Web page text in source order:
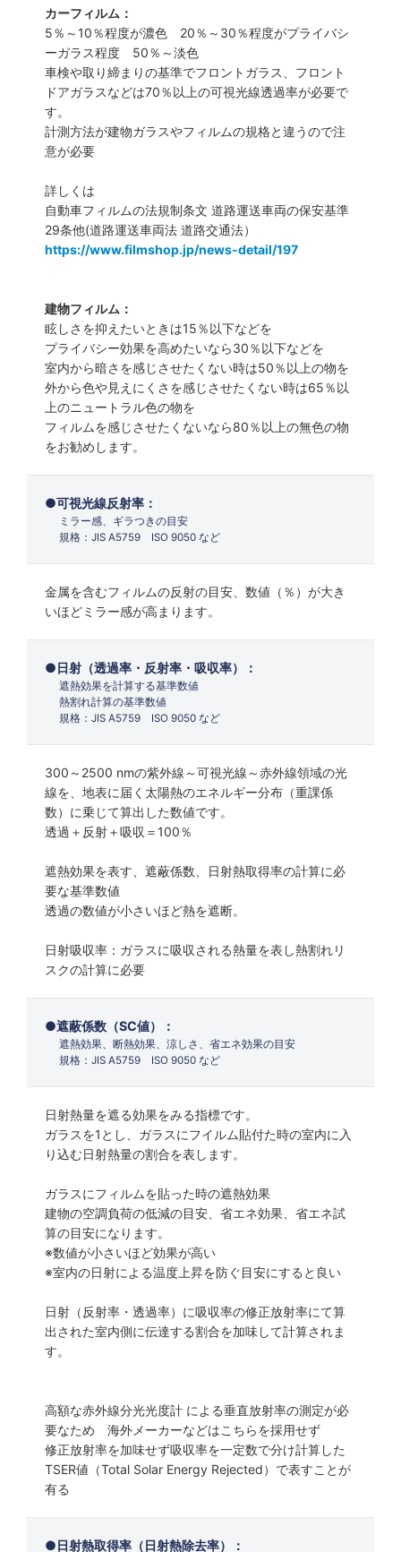
カーフィルム：
5％～10％程度が濃色 20％～30％程度がプライバシ
ーガラス程度 50％～淡色
車検や取り締まりの基準でフロントガラス、フロント
ドアガラスなどは70％以上の可視光線透過率が必要で
す。
計測方法が建物ガラスやフィルムの規格と違うので注
意が必要
詳しくは
自動車フィルムの法規制条文 道路運送車両の保安基準
29条他(道路運送車両法 道路交通法）
https://www.filmshop.jp/news-detail/197
建物フィルム：
眩しさを抑えたいときは15％以下などを
プライバシー効果を高めたいなら30％以下などを
室内から暗さを感じさせたくない時は50％以上の物を
外から色や見えにくさを感じさせたくない時は65％以
上のニュートラル色の物を
フィルムを感じさせたくないなら80％以上の無色の物
をお勧めします。
可視光線反射率：
ミラー感、ギラつきの目安
規格：JIS A5759 ISO 9050 など
金属を含むフィルムの反射の目安、数値（％）が大き
いほどミラー感が高まります。
日射（透過率・反射率・吸収率）：
遮熱効果を計算する基準数値
熱割れ計算の基準数値
規格：JIS A5759 ISO 9050 など
300～2500 nmの紫外線～可視光線～赤外線領域の光
線を、地表に届く太陽熱のエネルギー分布（重課係
数）に乗じて算出した数値です。
透過＋反射＋吸収＝100％
遮熱効果を表す、遮蔽係数、日射熱取得率の計算に必
要な基準数値
透過の数値が小さいほど熱を遮断。
日射吸収率：ガラスに吸収される熱量を表し熱割れリ
スクの計算に必要
遮蔽係数（SC値）：
遮熱効果、断熱効果、涼しさ、省エネ効果の目安
規格：JIS A5759 ISO 9050 など
日射熱量を遮る効果をみる指標です。
ガラスを1とし、ガラスにフイルム貼付た時の室内に入
り込む日射熱量の割合を表します。
ガラスにフィルムを貼った時の遮熱効果
建物の空調負荷の低減の目安、省エネ効果、省エネ試
算の目安になります。
※数値が小さいほど効果が高い
※室内の日射による温度上昇を防ぐ目安にすると良い
日射（反射率・透過率）に吸収率の修正放射率にて算
出された室内側に伝達する割合を加味して計算されま
す。
高額な赤外線分光光度計 による垂直放射率の測定が必
要なため 海外メーカーなどはこちらを採用せず
修正放射率を加味せず吸収率を一定数で分け計算した
TSER値（Total Solar Energy Rejected）で表すことが
有る
日射熱取得率（日射熱除去率）：